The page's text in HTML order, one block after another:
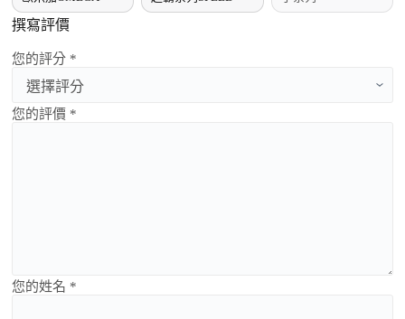
撰寫評價
您的評分 *
您的評價 *
您的姓名 *